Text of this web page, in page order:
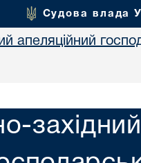
Судова влада
апеляційний